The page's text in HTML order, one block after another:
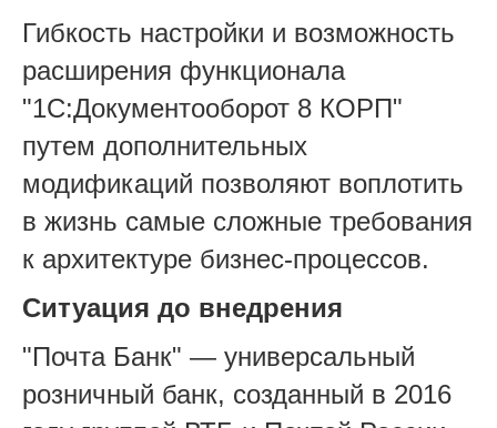
Гибкость настройки и возможность
расширения функционала
"1С:Документооборот 8 КОРП"
путем дополнительных
модификаций позволяют воплотить
в жизнь самые сложные требования
к архитектуре бизнес-процессов.
Ситуация до внедрения
"Почта Банк" — универсальный
розничный банк, созданный в 2016